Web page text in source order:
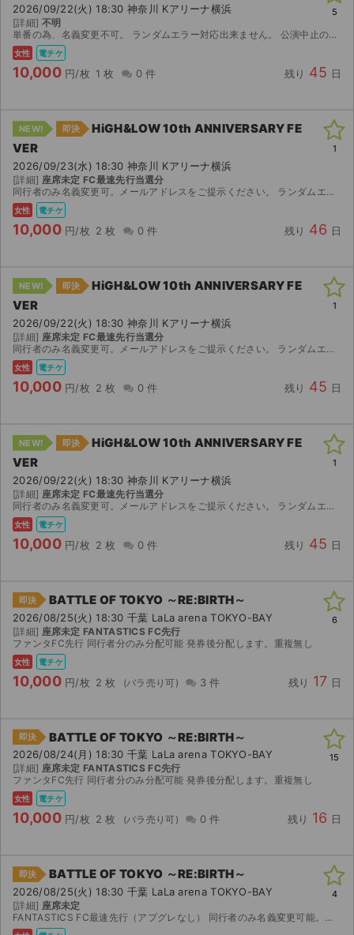
2026/09/22(火) 18:30 神奈川 Kアリーナ横浜
[詳細] 不明
単番の為、名義変更不可。 ランダムエラー対応出来ません。 公演中止の場合のみ返金いたしますがその他の理由での返金には一切応じられませんので改めご了承ください。 アプグレに関してはご購入後、希望が...
女性 電チケ
10,000 円/枚 1 枚 0 件 残り 45 日
5
NEW! 即決
HiGH&LOW 10th ANNIVERSARY FE
VER
2026/09/23(水) 18:30 神奈川 Kアリーナ横浜
[詳細] 座席未定 FC最速先行当選分
同行者のみ名義変更可。メールアドレスをご提示ください。 ランダムエラー、公演中止以外の返品不可。
女性 電チケ
10,000 円/枚 2 枚 0 件 残り 46 日
1
NEW! 即決
HiGH&LOW 10th ANNIVERSARY FE
VER
2026/09/22(火) 18:30 神奈川 Kアリーナ横浜
[詳細] 座席未定 FC最速先行当選分
同行者のみ名義変更可。メールアドレスをご提示ください。 ランダムエラー、公演中止以外の返品不可。
女性 電チケ
10,000 円/枚 2 枚 0 件 残り 45 日
1
NEW! 即決
HiGH&LOW 10th ANNIVERSARY FE
VER
2026/09/22(火) 18:30 神奈川 Kアリーナ横浜
[詳細] 座席未定 FC最速先行当選分
同行者のみ名義変更可。メールアドレスをご提示ください。 ランダムエラー、公演中止以外の返品不可。
女性 電チケ
10,000 円/枚 2 枚 0 件 残り 45 日
1
即決 BATTLE OF TOKYO ～RE:BIRTH～
2026/08/25(火) 18:30 千葉 LaLa arena TOKYO-BAY
[詳細] 座席未定 FANTASTICS FC先行
ファンタFC先行 同行者分のみ分配可能 発券後分配します。重複無し
女性 電チケ
10,000 円/枚 2 枚 3 件 残り 17 日
6
即決 BATTLE OF TOKYO ～RE:BIRTH～
2026/08/24(月) 18:30 千葉 LaLa arena TOKYO-BAY
[詳細] 座席未定 FANTASTICS FC先行
ファンタFC先行 同行者分のみ分配可能 発券後分配します。重複無し
女性 電チケ
10,000 円/枚 2 枚 0 件 残り 16 日
15
即決 BATTLE OF TOKYO ～RE:BIRTH～
2026/08/25(火) 18:30 千葉 LaLa arena TOKYO-BAY
[詳細] 座席未定
FANTASTICS FC最速先行（アプグレなし） 同行者のみ名義変更可能。（重複分ではありませ ん。） 公演中止以外での返金不可。 お値下げ等、ご質問ありましたらコメントにてお願いします。
4